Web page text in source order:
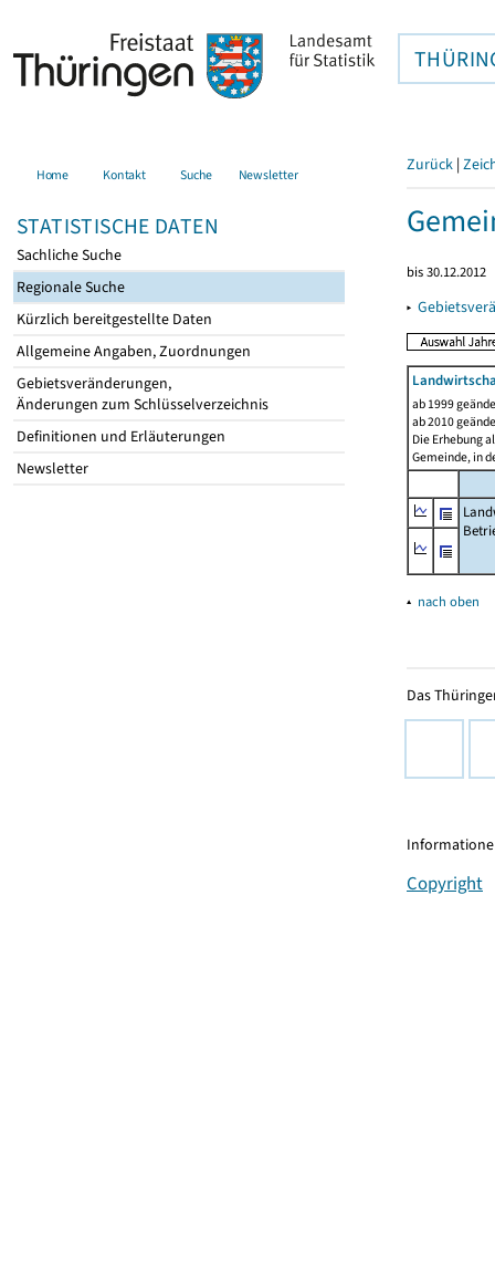
Home Kontakt Suche Newsletter
STATISTISCHE DATEN
Sachliche Suche
Regionale Suche
Kürzlich bereitgestellte Daten
Allgemeine Angaben, Zuordnungen
Gebietsveränderungen,
Änderungen zum Schlüsselverzeichnis
Definitionen und Erläuterungen
Newsletter
Zurück |
bis 30.12.2012
▸
ab 1999
ab 2010
Die Erhebung
Gemeinde, in
▴ nach oben
Das
Copyright